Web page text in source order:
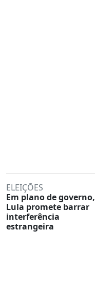
ELEIÇÕES
Em plano de governo,
Lula promete barrar
interferência
estrangeira